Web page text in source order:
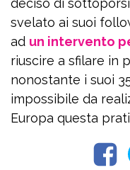
svelato ai suoi
ad un intervento
riuscire a sfilare in
nonostante i suoi
impossibile da
Europa questa